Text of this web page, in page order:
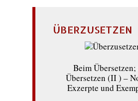
ÜBERZUSETZEN
Beim
Übersetzen (II ) –
Exzerpte und